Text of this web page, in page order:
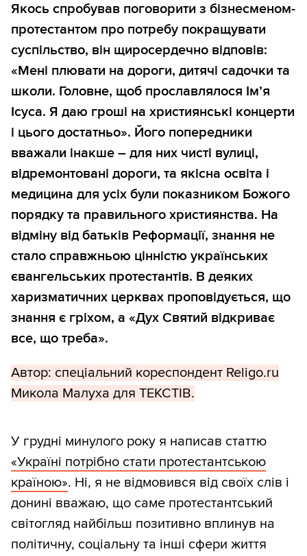
Якось спробував поговорити з бізнесменом-
протестантом про потребу покращувати
суспільство, він щиросердечно відповів:
«Мені плювати на дороги, дитячі садочки та
школи. Головне, щоб прославлялося Ім’я
Ісуса. Я даю гроші на християнські концерти
і цього достатньо». Його попередники
вважали інакше – для них чисті вулиці,
відремонтовані дороги, та якісна освіта і
медицина для усіх були показником Божого
порядку та правильного християнства. На
відміну від батьків Реформації, знання не
стало справжньою цінністю українських
євангельських протестантів. В деяких
харизматичних церквах проповідується, що
знання є гріхом, а «Дух Святий відкриває
все, що треба».
Автор: спеціальний кореспондент Religo.ru
Микола Малуха для ТЕКСТІВ.
У грудні минулого року я написав статтю
«Україні потрібно стати протестантською
країною». Ні, я не відмовився від своїх слів і
донині вважаю, що саме протестантський
світогляд найбільш позитивно вплинув на
політичну, соціальну та інші сфери життя